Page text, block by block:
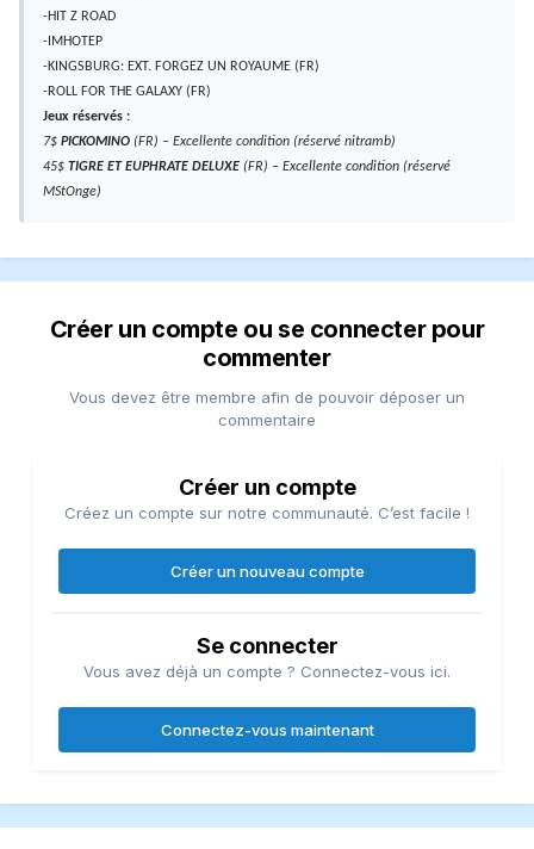
-HIT Z ROAD
-IMHOTEP
-KINGSBURG: EXT. FORGEZ UN ROYAUME (FR)
-ROLL FOR THE GALAXY (FR)
Jeux réservés :
7$ PICKOMINO (FR) – Excellente condition (réservé nitramb)
45$ TIGRE ET EUPHRATE DELUXE (FR) – Excellente condition (réservé
MStOnge)
Créer un compte ou se connecter pour
commenter
Vous devez être membre afin de pouvoir déposer un
commentaire
Créer un compte
Créez un compte sur notre communauté. C’est facile !
Créer un nouveau compte
Se connecter
Vous avez déjà un compte ? Connectez-vous ici.
Connectez-vous maintenant